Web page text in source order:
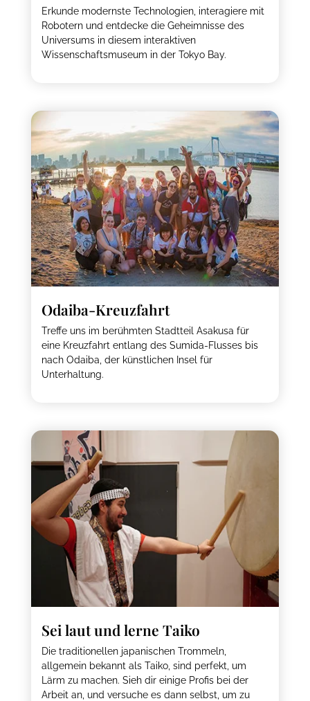
Erkunde modernste Technologien, interagiere mit
Robotern und entdecke die Geheimnisse des
Universums in diesem interaktiven
Wissenschaftsmuseum in der Tokyo Bay.
Odaiba-Kreuzfahrt
Treffe uns im berühmten Stadtteil Asakusa für
eine Kreuzfahrt entlang des Sumida-Flusses bis
nach Odaiba, der künstlichen Insel für
Unterhaltung.
Sei laut und lerne Taiko
Die traditionellen japanischen Trommeln,
allgemein bekannt als Taiko, sind perfekt, um
Lärm zu machen. Sieh dir einige Profis bei der
Arbeit an, und versuche es dann selbst, um zu